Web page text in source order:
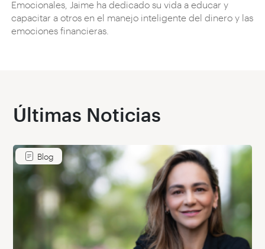
Emocionales, Jaime ha dedicado su vida a educar y
capacitar a otros en el manejo inteligente del dinero y las
emociones financieras.
Últimas Noticias
Blog